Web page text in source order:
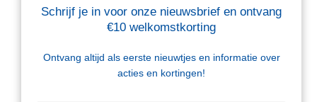
Kantoor en magazijn
Tape en etiketten
Verzendenveloppen
Sale
Schrijf je in voor onze nieuwsbrief en ontvang
€10 welkomstkorting
Ontvang altijd als eerste nieuwtjes en informatie over
acties en kortingen!